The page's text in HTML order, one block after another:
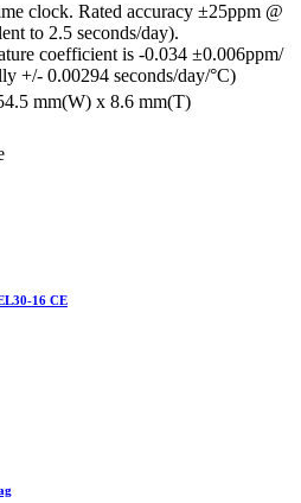
clock. Rated accuracy ±25ppm @
to 2.5 seconds/day).
coefficient is -0.034 ±0.006ppm/
+/- 0.00294 seconds/day/°C)
mm(W) x 8.6 mm(T)
16 CE